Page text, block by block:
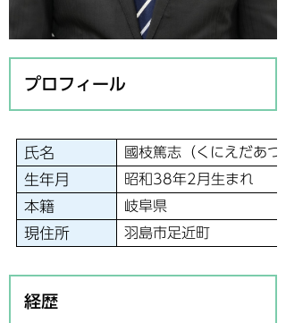
プロフィール
氏名 國枝篤志（くにえだあつ
生年月 昭和38年2月生まれ
本籍 岐阜県
現住所 羽島市足近町
経歴